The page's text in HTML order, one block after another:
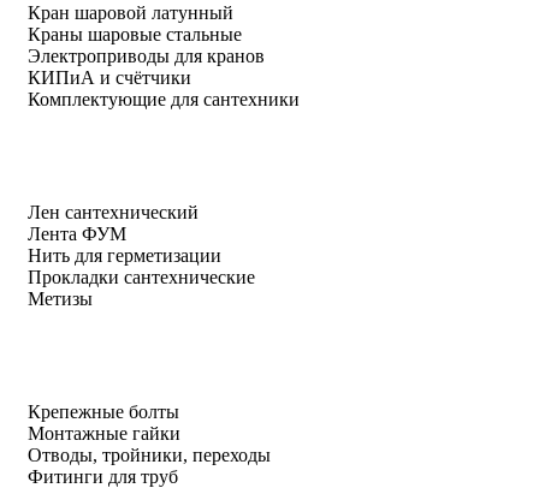
Кран шаровой латунный
Краны шаровые стальные
Электроприводы для кранов
КИПиА и счётчики
Комплектующие для сантехники
Лен сантехнический
Лента ФУМ
Нить для герметизации
Прокладки сантехнические
Метизы
Крепежные болты
Монтажные гайки
Отводы, тройники, переходы
Фитинги для труб